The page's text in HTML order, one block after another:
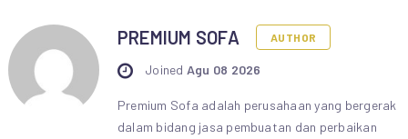
PREMIUM SOFA AUTHOR
Joined Agu 08 2026
Premium Sofa adalah perusahaan yang bergerak
dalam bidang jasa pembuatan dan perbaikan